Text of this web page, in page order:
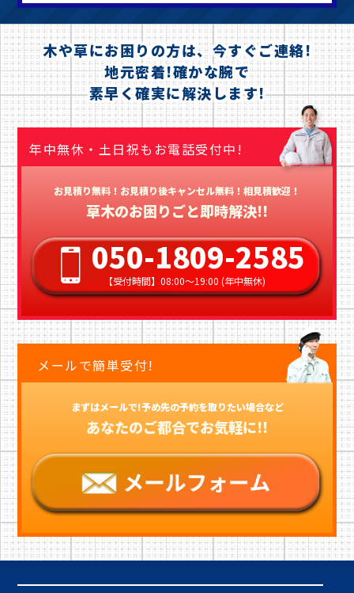
木や草にお困りの方は、今すぐご連絡!
地元密着!確かな腕で
素早く確実に解決します!
年中無休・土日祝もお電話受付中!
お見積り無料！お見積り後キャンセル無料！相見積歓迎！
草木のお困りごと即時解決!!
050-1809-2585
【受付時間】08:00〜19:00 (年中無休)
メールで簡単受付!
まずはメールで!予め先の予約を取りたい場合など
あなたのご都合でお気軽に!!